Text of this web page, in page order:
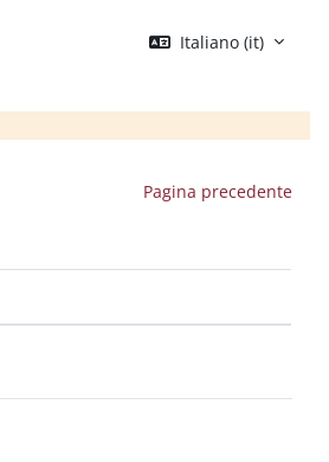
Italiano ‎(it)‎
Pagina precedente